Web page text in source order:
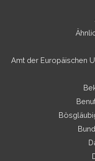
Amt der Europäischen